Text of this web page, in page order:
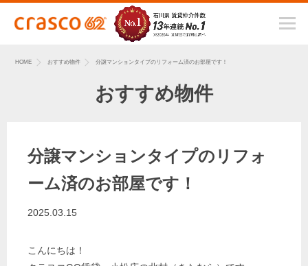
HOME おすすめ物件 分譲マンションタイプのリフォーム済のお部屋です！
おすすめ物件
分譲マンションタイプのリフォ
ーム済のお部屋です！
2025.03.15
こんにちは！